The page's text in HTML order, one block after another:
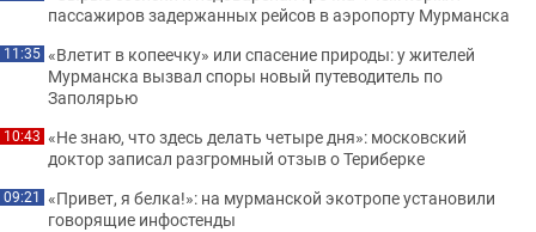
пассажиров задержанных рейсов в аэропорту Мурманска
11:35 «Влетит в копеечку» или спасение природы: у жителей
Мурманска вызвал споры новый путеводитель по
Заполярью
10:43 «Не знаю, что здесь делать четыре дня»: московский
доктор записал разгромный отзыв о Териберке
09:21 «Привет, я белка!»: на мурманской экотропе установили
говорящие инфостенды